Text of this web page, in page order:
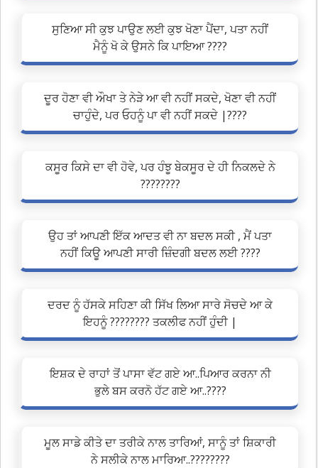
ਸੁਣਿਆ ਸੀ ਕੁਝ ਪਾਉਣ ਲਈ ਕੁਝ ਖੋਣਾ ਪੈਂਦਾ, ਪਤਾ ਨਹੀਂ
ਮੈਨੂੰ ਖੋ ਕੇ ਉਸਨੇ ਕਿ ਪਾਇਆ ????
ਦੂਰ ਹੋਣਾ ਵੀ ਔਖਾ ਤੇ ਨੇੜੇ ਆ ਵੀ ਨਹੀਂ ਸਕਦੇ, ਖੋਣਾ ਵੀ ਨਹੀਂ
ਚਾਹੁੰਦੇ, ਪਰ ਓਹਨੂੰ ਪਾ ਵੀ ਨਹੀਂ ਸਕਦੇ |????
ਕਸੂਰ ਕਿਸੇ ਦਾ ਵੀ ਹੋਵੇ, ਪਰ ਹੰਝੂ ਬੇਕਸੂਰ ਦੇ ਹੀ ਨਿਕਲਦੇ ਨੇ
????????
ਉਹ ਤਾਂ ਆਪਣੀ ਇੱਕ ਆਦਤ ਵੀ ਨਾ ਬਦਲ ਸਕੀ , ਮੈਂ ਪਤਾ
ਨਹੀਂ ਕਿਊ ਆਪਣੀ ਸਾਰੀ ਜ਼ਿੰਦਗੀ ਬਦਲ ਲਈ ????
ਦਰਦ ਨੂੰ ਹੱਸਕੇ ਸਹਿਣਾ ਕੀ ਸਿੱਖ ਲਿਆ ਸਾਰੇ ਸੋਚਦੇ ਆ ਕੇ
ਇਹਨੂੰ ???????? ਤਕਲੀਫ ਨਹੀਂ ਹੁੰਦੀ |
ਇਸ਼ਕ ਦੇ ਰਾਹਾਂ ਤੋਂ ਪਾਸਾ ਵੱਟ ਗਏ ਆ..ਪਿਆਰ ਕਰਨਾ ਨੀ
ਭੁਲੇ ਬਸ ਕਰਨੋ ਹੱਟ ਗਏ ਆ..????
ਮੂਲ ਸਾਡੇ ਕੀਤੇ ਦਾ ਤਰੀਕੇ ਨਾਲ ਤਾਰਿਆਂ, ਸਾਨੂੰ ਤਾਂ ਸ਼ਿਕਾਰੀ
ਨੇ ਸਲੀਕੇ ਨਾਲ ਮਾਰਿਆ..????????